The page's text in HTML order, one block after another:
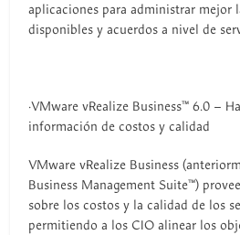
aplicaciones para administrar mejor
disponibles y acuerdos a nivel de
·VMware vRealize Business™ 6.0 –
información de costos y calidad
VMware vRealize Business
Business Management Suite™)
sobre los costos y la calidad de los
permitiendo a los CIO alinear los